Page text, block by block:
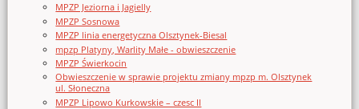
MPZP Jeziorna i Jagielly
MPZP Sosnowa
MPZP linia energetyczna Olsztynek-Biesal
mpzp Platyny, Warlity Małe - obwieszczenie
MPZP Świerkocin
Obwieszczenie w sprawie projektu zmiany mpzp m. Olsztynek
ul. Słoneczna
MPZP Lipowo Kurkowskie – czesc II